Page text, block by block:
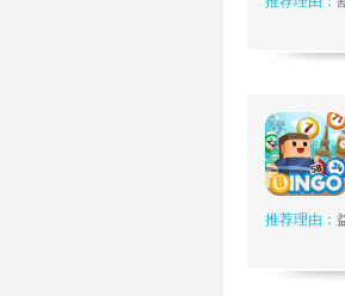
推荐理由：